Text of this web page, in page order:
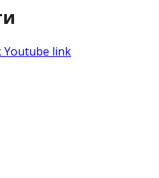
Youtube link